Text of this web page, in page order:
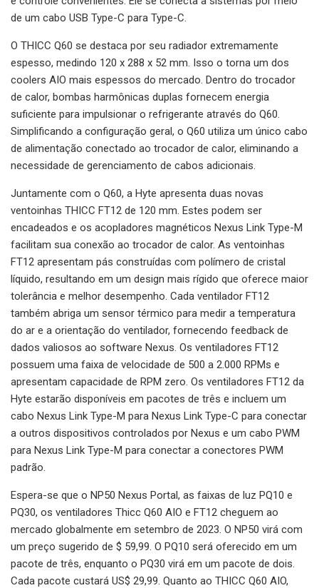
de um cabo USB Type-C para Type-C.
O THICC Q60 se destaca por seu radiador extremamente
espesso, medindo 120 x 288 x 52 mm. Isso o torna um dos
coolers AIO mais espessos do mercado. Dentro do trocador
de calor, bombas harmônicas duplas fornecem energia
suficiente para impulsionar o refrigerante através do Q60.
Simplificando a configuração geral, o Q60 utiliza um único cabo
de alimentação conectado ao trocador de calor, eliminando a
necessidade de gerenciamento de cabos adicionais.
Juntamente com o Q60, a Hyte apresenta duas novas
ventoinhas THICC FT12 de 120 mm. Estes podem ser
encadeados e os acopladores magnéticos Nexus Link Type-M
facilitam sua conexão ao trocador de calor. As ventoinhas
FT12 apresentam pás construídas com polímero de cristal
líquido, resultando em um design mais rígido que oferece maior
tolerância e melhor desempenho. Cada ventilador FT12
também abriga um sensor térmico para medir a temperatura
do ar e a orientação do ventilador, fornecendo feedback de
dados valiosos ao software Nexus. Os ventiladores FT12
possuem uma faixa de velocidade de 500 a 2.000 RPMs e
apresentam capacidade de RPM zero. Os ventiladores FT12 da
Hyte estarão disponíveis em pacotes de três e incluem um
cabo Nexus Link Type-M para Nexus Link Type-C para conectar
a outros dispositivos controlados por Nexus e um cabo PWM
para Nexus Link Type-M para conectar a conectores PWM
padrão.
Espera-se que o NP50 Nexus Portal, as faixas de luz PQ10 e
PQ30, os ventiladores Thicc Q60 AIO e FT12 cheguem ao
mercado globalmente em setembro de 2023. O NP50 virá com
um preço sugerido de $ 59,99. O PQ10 será oferecido em um
pacote de três, enquanto o PQ30 virá em um pacote de dois.
Cada pacote custará US$ 29,99. Quanto ao THICC Q60 AIO,